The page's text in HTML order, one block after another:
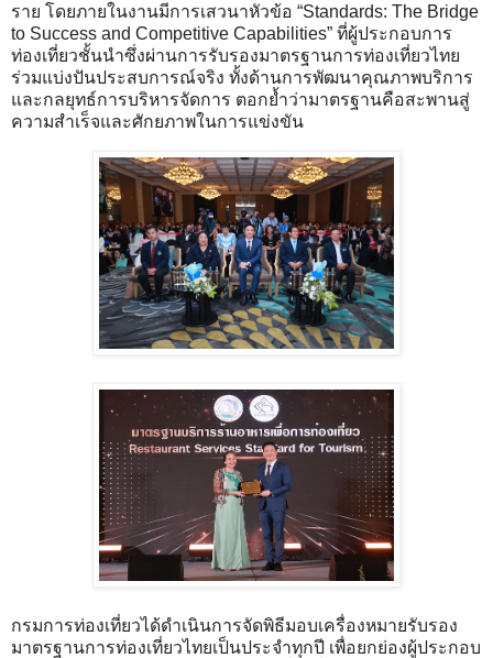
ราย โดยภายในงานมีการเสวนาหัวข้อ “Standards: The Bridge
to Success and Competitive Capabilities” ที่ผู้ประกอบการ
ท่องเที่ยวชั้นนำซึ่งผ่านการรับรองมาตรฐานการท่องเที่ยวไทย
ร่วมแบ่งปันประสบการณ์จริง ทั้งด้านการพัฒนาคุณภาพบริการ
และกลยุทธ์การบริหารจัดการ ตอกย้ำว่ามาตรฐานคือสะพานสู่
ความสำเร็จและศักยภาพในการแข่งขัน
กรมการท่องเที่ยวได้ดำเนินการจัดพิธีมอบเครื่องหมายรับรอง
มาตรฐานการท่องเที่ยวไทยเป็นประจำทุกปี เพื่อยกย่องผู้ประกอบ